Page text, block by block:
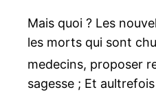
Mais quoi ? Les
les morts qui sont
medecins, proposer
sagesse ; Et